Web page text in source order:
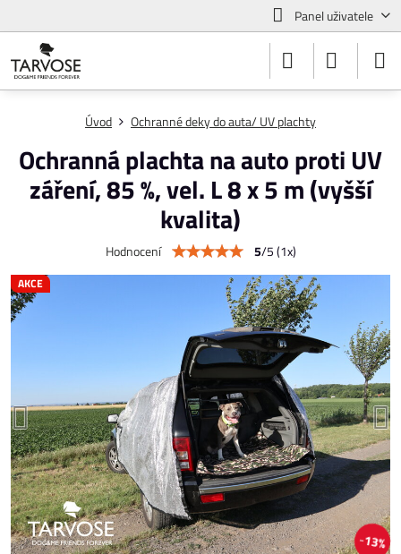
Panel uživatele
AKCE
13%
Úvod Ochranné deky do auta/ UV plachty
Ochranná plachta na auto proti UV
záření, 85 %, vel. L 8 x 5 m (vyšší
kvalita)
Hodnocení 5/5(1x)